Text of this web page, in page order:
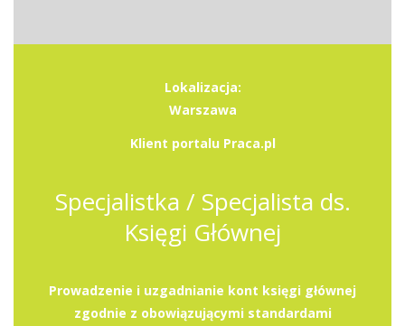
Lokalizacja:
Warszawa
Klient portalu Praca.pl
Specjalistka / Specjalista ds.
Księgi Głównej
Prowadzenie i uzgadnianie kont księgi głównej
zgodnie z obowiązującymi standardami